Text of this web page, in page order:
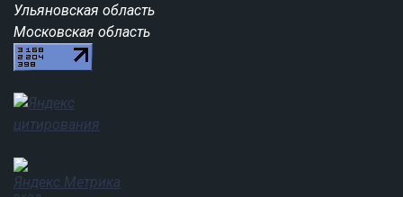
Ульяновская область
Московская область